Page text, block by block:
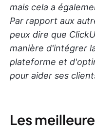
mais cela a
Par rapport aux
peux dire que
manière d'intégrer
plateforme et
pour aider ses
Les